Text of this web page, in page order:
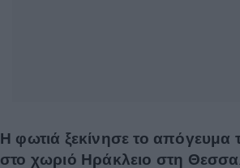
Η φωτιά ξεκίνησε το απόγευμα
στο χωριό Ηράκλειο στη